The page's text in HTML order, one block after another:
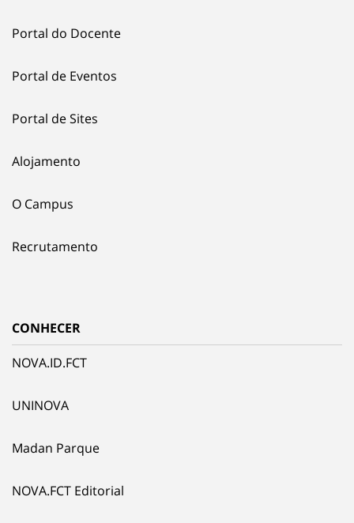
Portal do Docente
Portal de Eventos
Portal de Sites
Alojamento
O Campus
Recrutamento
CONHECER
NOVA.ID.FCT
UNINOVA
Madan Parque
NOVA.FCT Editorial